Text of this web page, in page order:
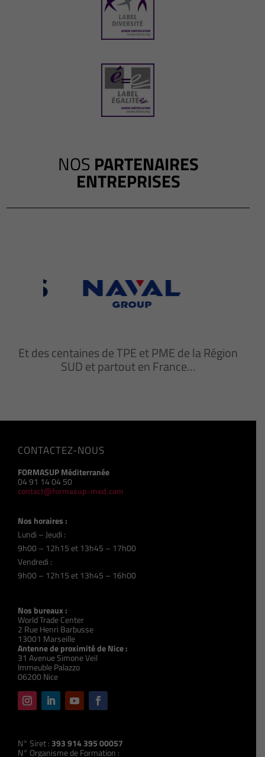
NOS PARTENAIRES
ENTREPRISES
Et des centaines de TPE et PME de la Région
SUD et partout en France…
CONTACTEZ-NOUS
FORMASUP Méditerranée
04 91 14 04 50
contact@formasup-med.com
Nos horaires :
Lundi – Jeudi :
9h00 – 12h15 et 13h45 – 17h00
Vendredi :
9h00 – 12h15 et 13h45 – 16h00
Nos bureaux :
World Trade Center
2 Rue Henri Barbusse
13001 Marseille
Antenne de proximité de Nice :
31 Avenue Simone Veil
Immeuble Palazzo
06200 Nice
N° Siret : 393 914 395 00057
N° Organisme de Formation :